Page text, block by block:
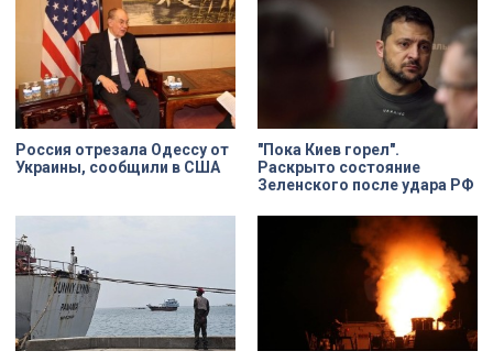
XIX века, прошедшее через
несколько перестроек, сегодня
переживает второе рождение.
Жемчужина, объекта культурного
наследия — исторические часы.
Их элементы утрачены на 90%.
Россия отрезала Одессу от
Украины, сообщили в США
"Пока Киев горел".
Раскрыто состояние
Зеленского после удара РФ